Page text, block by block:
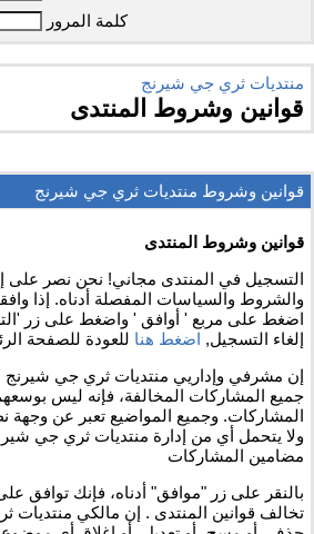
كلمة المرور
منتديات ثري جي شيرنج
قوانين وشروط المنتدى
قوانين وشروط منتديات ثري جي شيرنج
قوانين وشروط المنتدى
التسجيل في المنتدى مجاني! نحن نصر على
والشروط والسياسات المفصلة أدناه. إذا
اضغط على مربع ' أوافق ' واضغط على زر
إلغاء التسجيل, اضغط هنا للعودة للصفحة
إن مشرفي وإداريي منتديات ثري جي شيرنج
جميع المشاركات المخالفة، فإنه ليس
المشاركات. وجميع المواضيع تعبر عن وجهة
ولا يتحمل أي من إدارة منتديات ثري جي
مضامين المشاركات
بالنقر على زر "موافق" أدناه، فإنك توافق
تخالف قوانين المنتدى . إن مالكي